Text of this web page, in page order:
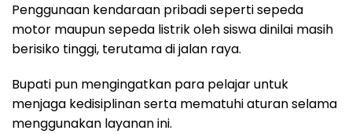
Penggunaan kendaraan pribadi seperti sepeda
motor maupun sepeda listrik oleh siswa dinilai masih
berisiko tinggi, terutama di jalan raya.
Bupati pun mengingatkan para pelajar untuk
menjaga kedisiplinan serta mematuhi aturan selama
menggunakan layanan ini.